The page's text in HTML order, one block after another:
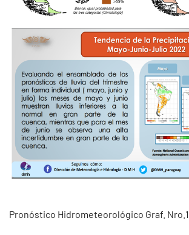
Pronóstico Hidrometeorológico Graf. Nro.1